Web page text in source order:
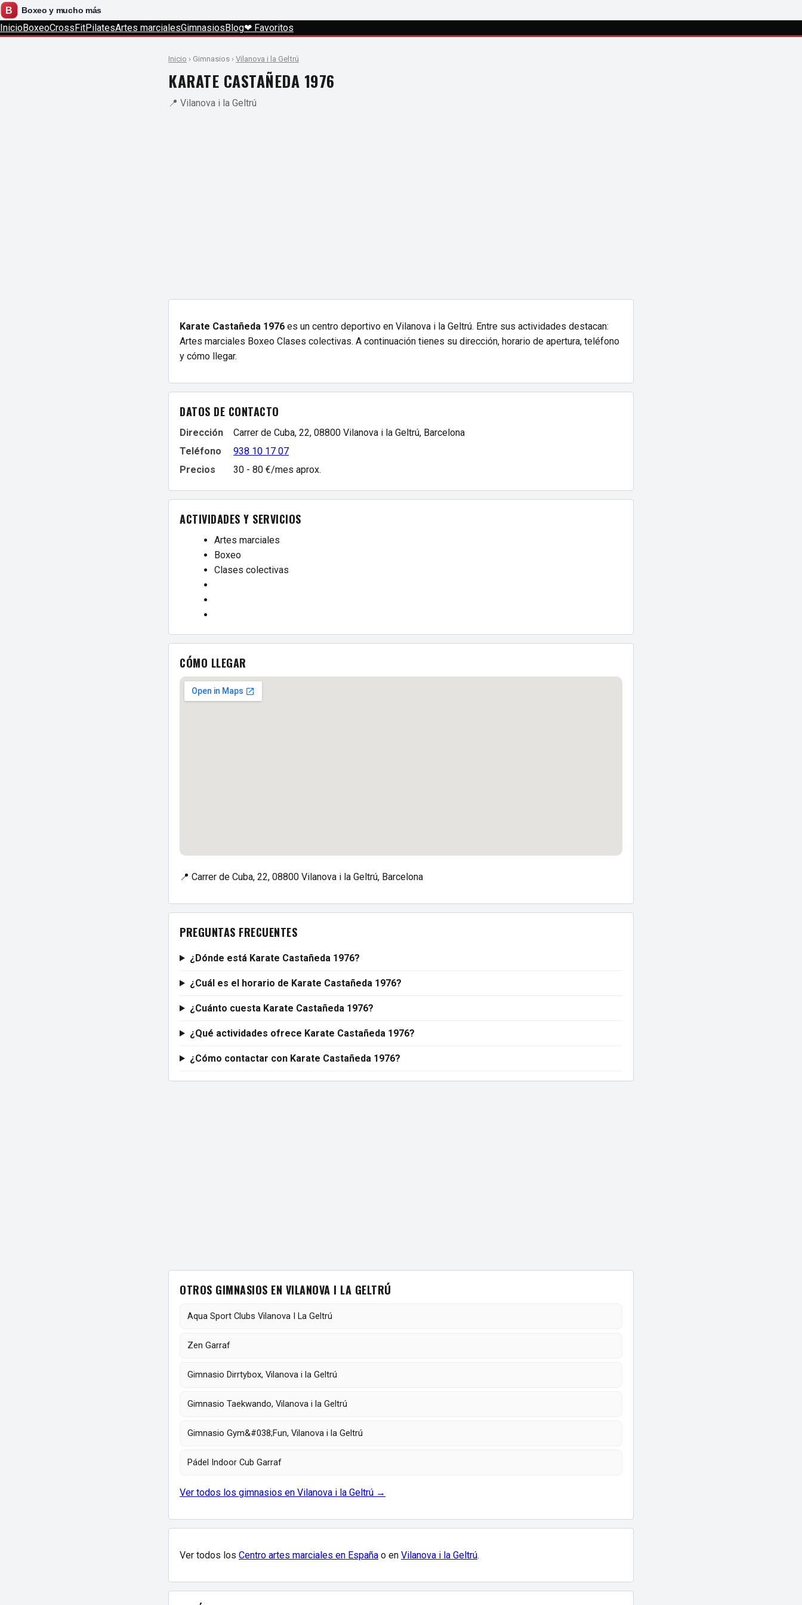
InicioBoxeoCrossFitPilatesArtes marcialesGimnasiosBlog❤ Favoritos
Inicio › Gimnasios › Vilanova i la Geltrú
KARATE CASTAÑEDA 1976
📍 Vilanova i la Geltrú
Karate Castañeda 1976 es un centro deportivo en Vilanova i la Geltrú. Entre sus actividades destacan:
Artes marciales Boxeo Clases colectivas. A continuación tienes su dirección, horario de apertura, teléfono
y cómo llegar.
DATOS DE CONTACTO
Dirección
Carrer de Cuba, 22, 08800 Vilanova i la Geltrú, Barcelona
Teléfono
938 10 17 07
Precios
30 - 80 €/mes aprox.
ACTIVIDADES Y SERVICIOS
Artes marciales
Boxeo
Clases colectivas
CÓMO LLEGAR
📍 Carrer de Cuba, 22, 08800 Vilanova i la Geltrú, Barcelona
PREGUNTAS FRECUENTES
¿Dónde está Karate Castañeda 1976?
¿Cuál es el horario de Karate Castañeda 1976?
¿Cuánto cuesta Karate Castañeda 1976?
¿Qué actividades ofrece Karate Castañeda 1976?
¿Cómo contactar con Karate Castañeda 1976?
OTROS GIMNASIOS EN VILANOVA I LA GELTRÚ
Aqua Sport Clubs Vilanova I La Geltrú
Zen Garraf
Gimnasio Dirrtybox, Vilanova i la Geltrú
Gimnasio Taekwando, Vilanova i la Geltrú
Gimnasio Gym&#038;Fun, Vilanova i la Geltrú
Pádel Indoor Cub Garraf
Ver todos los gimnasios en Vilanova i la Geltrú →
Ver todos los Centro artes marciales en España o en Vilanova i la Geltrú.